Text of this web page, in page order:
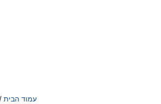
עמוד הבית